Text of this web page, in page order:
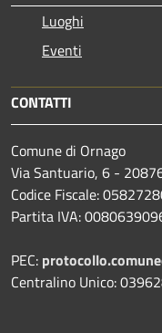
Luoghi
Eventi
CONTATTI
Comune di Ornago
Via Santuario, 6 -
Codice Fiscale:
Partita IVA:
PEC:
Centralino Unico: